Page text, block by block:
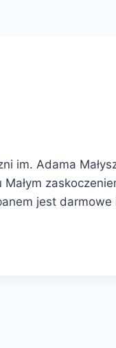
im. Adama
jest